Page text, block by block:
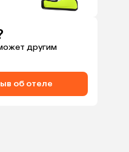
другим
об отеле